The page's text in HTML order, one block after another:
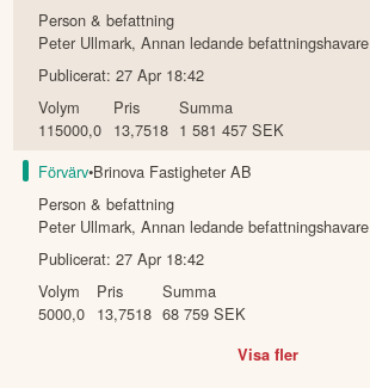
Person & befattning
Peter Ullmark,Annan ledande befattningshavare
Publicerat:27 Apr 18:42
Volym
115000,0
Pris
13,7518
Summa
1 581 457 SEK
Förvärv•Brinova Fastigheter AB
Person & befattning
Peter Ullmark,Annan ledande befattningshavare
Publicerat:27 Apr 18:42
Volym
5000,0
Pris
13,7518
Summa
68 759 SEK
Visa fler